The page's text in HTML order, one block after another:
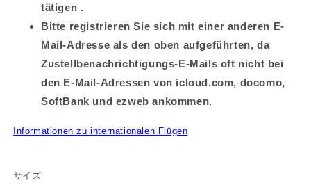
tätigen .
Bitte registrieren Sie sich mit einer anderen E-
Mail-Adresse als den oben aufgeführten, da
Zustellbenachrichtigungs-E-Mails oft nicht bei
den E-Mail-Adressen von icloud.com, docomo,
SoftBank und ezweb ankommen.
Informationen zu internationalen Flügen
サイズ